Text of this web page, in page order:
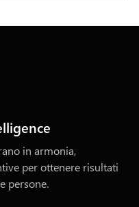
in armonia,
per ottenere risultati
persone.